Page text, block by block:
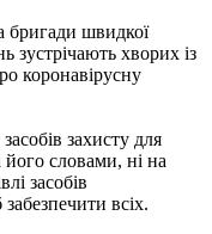
бригади швидкої
зустрічають хворих із
коронавірусну
захисту для
його словами, ні на
засобів
всіх.